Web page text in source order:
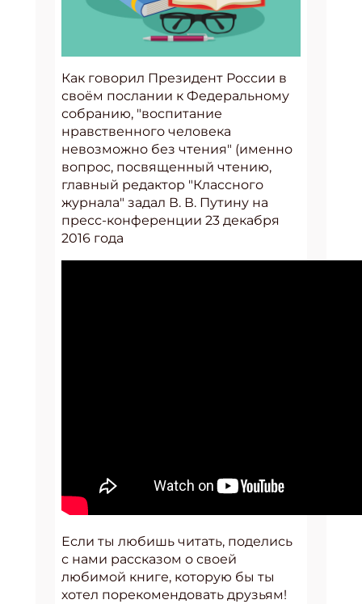
Как говорил Президент России в
своём послании к Федеральному
собранию, "воспитание
нравственного человека
невозможно без чтения" (именно
вопрос, посвященный чтению,
главный редактор "Классного
журнала" задал В. В. Путину на
пресс-конференции 23 декабря
2016 года
Если ты любишь читать, поделись
с нами рассказом о своей
любимой книге, которую бы ты
хотел порекомендовать друзьям!